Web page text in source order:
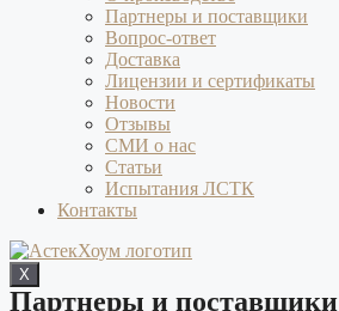
Партнеры и поставщики
Вопрос-ответ
Доставка
Лицензии и сертификаты
Новости
Отзывы
СМИ о нас
Статьи
Испытания ЛСТК
Контакты
X
Партнеры и поставщики